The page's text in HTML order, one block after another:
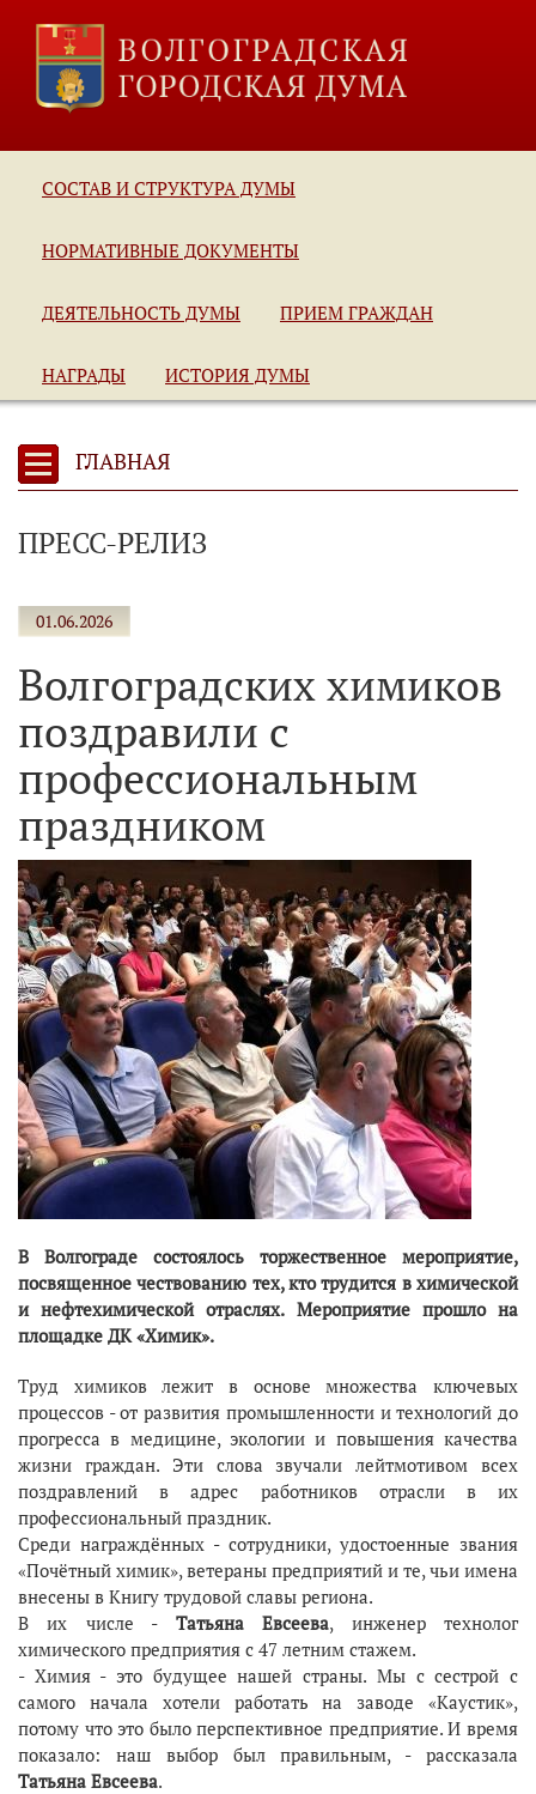
СОСТАВ И СТРУКТУРА ДУМЫ
НОРМАТИВНЫЕ ДОКУМЕНТЫ
ДЕЯТЕЛЬНОСТЬ ДУМЫ ПРИЕМ ГРАЖДАН
НАГРАДЫ ИСТОРИЯ ДУМЫ
ГЛАВНАЯ
ПРЕСС-РЕЛИЗ
01.06.2026
Волгоградских химиков
поздравили с
профессиональным
праздником
В Волгограде состоялось торжественное мероприятие,
посвященное чествованию тех, кто трудится в химической
и нефтехимической отраслях. Мероприятие прошло на
площадке ДК «Химик».
Труд химиков лежит в основе множества ключевых
процессов - от развития промышленности и технологий до
прогресса в медицине, экологии и повышения качества
жизни граждан. Эти слова звучали лейтмотивом всех
поздравлений в адрес работников отрасли в их
профессиональный праздник.
Среди награждённых - сотрудники, удостоенные звания
«Почётный химик», ветераны предприятий и те, чьи имена
внесены в Книгу трудовой славы региона.
В их числе - Татьяна Евсеева, инженер технолог
химического предприятия с 47 летним стажем.
- Химия - это будущее нашей страны. Мы с сестрой с
самого начала хотели работать на заводе «Каустик»,
потому что это было перспективное предприятие. И время
показало: наш выбор был правильным, - рассказала
Татьяна Евсеева.